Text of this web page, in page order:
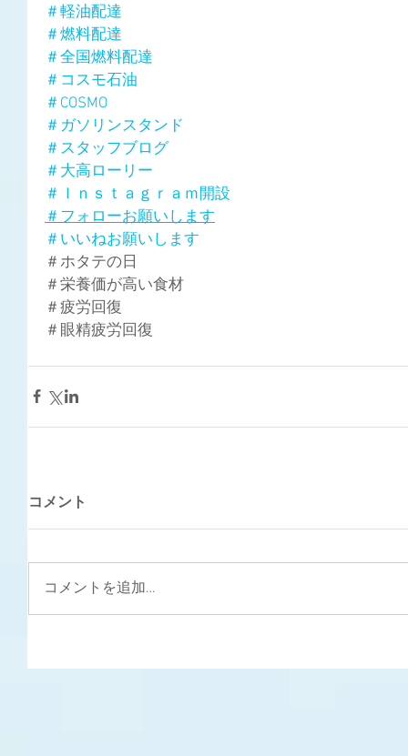
＃軽油配達
＃燃料配達
＃全国燃料配達
＃コスモ石油
＃COSMO
＃ガソリンスタンド
＃スタッフブログ
＃大高ローリー
＃Ｉｎｓｔａｇｒａｍ開設
＃フォローお願いします
＃いいねお願いします
＃ホタテの日
＃栄養価が高い食材
＃疲労回復
＃眼精疲労回復
コメント
コメントを追加…